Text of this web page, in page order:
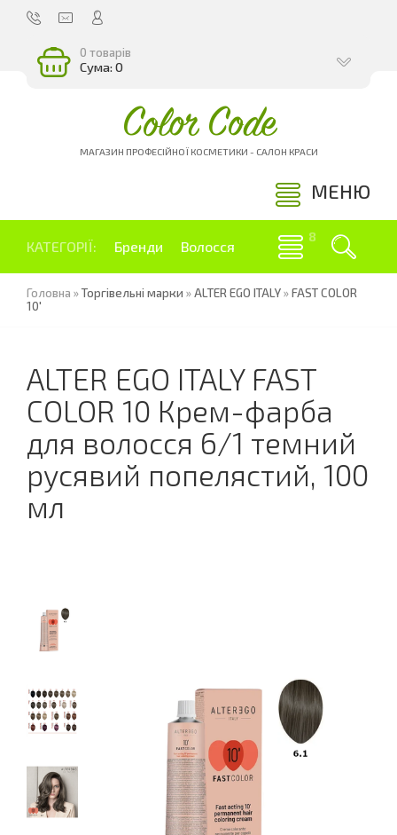
0 товарів
Сума: 0
Color Code
МАГАЗИН ПРОФЕСІЙНОЇ КОСМЕТИКИ - САЛОН КРАСИ
МЕНЮ
КАТЕГОРІЇ: Бренди Волосся
Головна »Торгівельні марки »ALTER EGO ITALY»FAST COLOR
10'
ALTER EGO ITALY FAST
COLOR 10 Крем-фарба
для волосся 6/1 темний
русявий попелястий, 100
мл